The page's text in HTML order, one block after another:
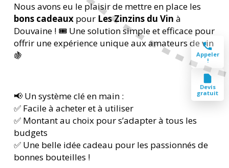
Nous avons eu le plaisir de mettre en place les
bons cadeaux pour Les Zinzins du Vin à
Douvaine ! 🎟️ Une solution simple et efficace pour
offrir une expérience unique aux amateurs de vin
🍇
📢 Un système clé en main :
✅ Facile à acheter et à utiliser
✅ Montant au choix pour s’adapter à tous les
budgets
✅ Une belle idée cadeau pour les passionnés de
bonnes bouteilles !
Appeler
!
Devis
gratuit